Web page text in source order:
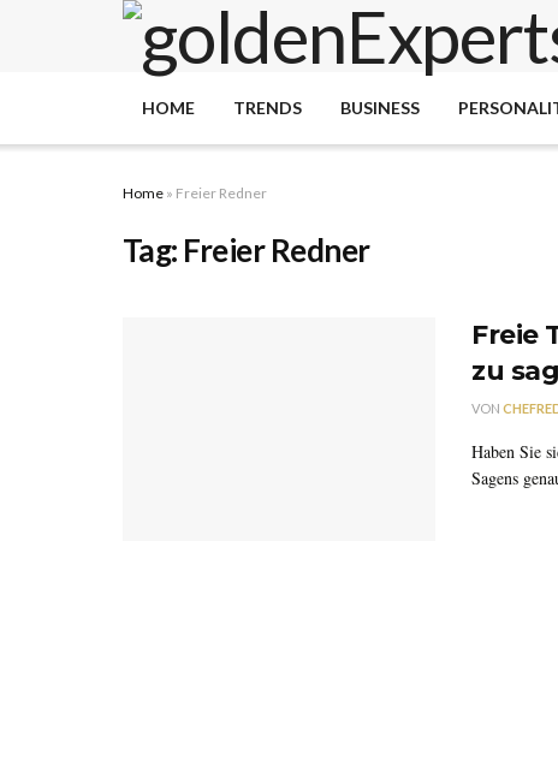
HOME TRENDS BUSINESS
Home » Freier Redner
Tag: Freier Redner
Freie
zu
VON
Haben Sie
Sagens